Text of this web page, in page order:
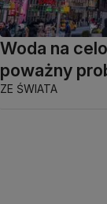
Woda na
poważny
ZE ŚWIATA